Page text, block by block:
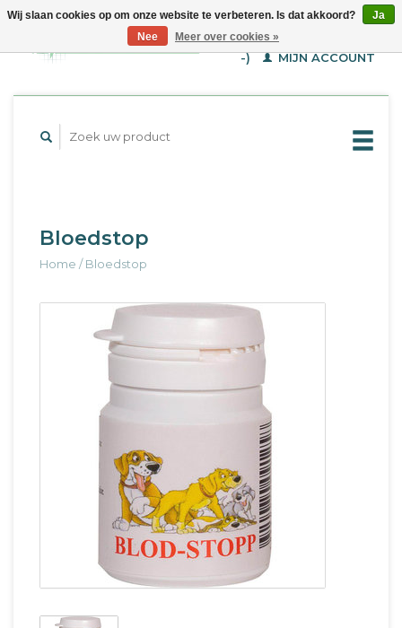
WINKELWAGEN (€--,-
-)
MIJN ACCOUNT
Bloedstop
Home /Bloedstop
Wij slaan cookies op om onze website te verbeteren. Is dat akkoord?
Ja
Nee
Meer over cookies »